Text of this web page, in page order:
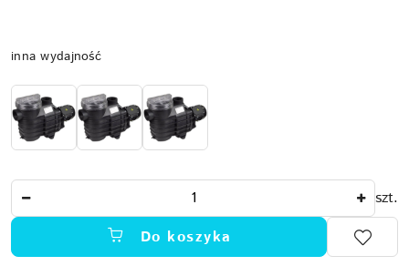
Wariant
inna wydajność
szt.
Do koszyka